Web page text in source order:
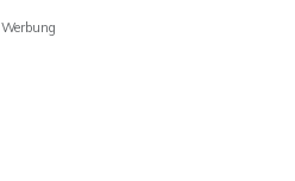
Werbung